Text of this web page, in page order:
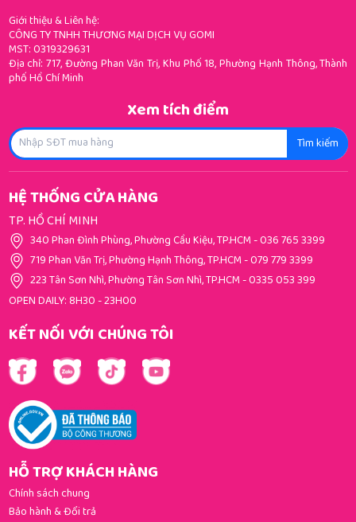
Giới thiệu & Liên hệ:
CÔNG TY TNHH THƯƠNG MẠI DỊCH VỤ GOMI
MST: 0319329631
Địa chỉ: 717, Đường Phan Văn Trị, Khu Phố 18, Phường Hạnh Thông, Thành
phố Hồ Chí Minh
Xem tích điểm
Tìm kiếm
HỆ THỐNG CỬA HÀNG
TP. HỒ CHÍ MINH
340 Phan Đình Phùng, Phường Cầu Kiệu, TP.HCM-036 765 3399
719 Phan Văn Trị, Phường Hạnh Thông, TP.HCM-079 779 3399
223 Tân Sơn Nhì, Phường Tân Sơn Nhì, TP.HCM-0335 053 399
OPEN DAILY: 8H30 - 23H00
KẾT NỐI VỚI CHÚNG TÔI
HỖ TRỢ KHÁCH HÀNG
Chính sách chung
Bảo hành & Đổi trả